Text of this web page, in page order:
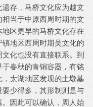
存，马桥文化应为越文
当于中原西周时期的文
区更早的马桥文化存在
地区西周时期吴文化的
化也没有直接联系。到
春秋的青铜容器，有铭
太湖地区发现的土墩墓
少得多，其形制则是与
因此可以确认，周人始